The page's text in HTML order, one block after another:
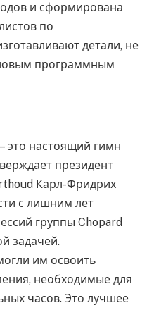
и сформирована
по
детали, не
программным
это настоящий гимн
президент
Карл-Фридрих
с лишним лет
группы Chopard
задачей.
им освоить
необходимые для
часов. Это лучшее